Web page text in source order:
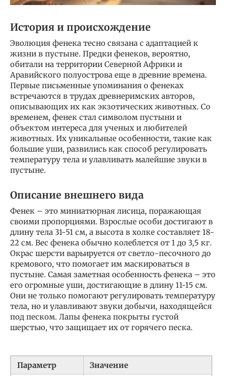
История и происхождение
Эволюция фенека тесно связана с адаптацией к
жизни в пустыне. Предки фенеков, вероятно,
обитали на территории Северной Африки и
Аравийского полуострова еще в древние времена.
Первые письменные упоминания о фенеках
встречаются в трудах древнеримских авторов,
описывающих их как экзотических животных. Со
временем, фенек стал символом пустыни и
объектом интереса для ученых и любителей
животных. Их уникальные особенности, такие как
большие уши, развились как способ регулировать
температуру тела и улавливать малейшие звуки в
пустыне.
Описание внешнего вида
Фенек – это миниатюрная лисица, поражающая
своими пропорциями. Взрослые особи достигают в
длину тела 31-51 см, а высота в холке составляет 18-
22 см. Вес фенека обычно колеблется от 1 до 3,5 кг.
Окрас шерсти варьируется от светло-песочного до
кремового, что помогает им маскироваться в
пустыне. Самая заметная особенность фенека – это
его огромные уши, достигающие в длину 11-15 см.
Они не только помогают регулировать температуру
тела, но и улавливают звуки добычи, находящейся
под песком. Лапы фенека покрыты густой
шерстью, что защищает их от горячего песка.
Параметр
Значение